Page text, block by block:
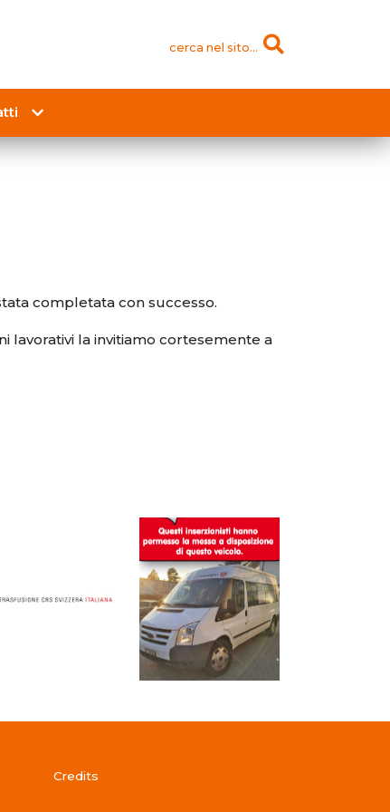
cerca nel sito...
completata con successo.
lavorativi la invitiamo cortesemente a
Credits